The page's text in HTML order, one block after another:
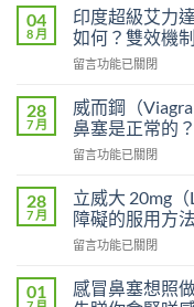
期
服
用
雙
犀
利
士
會
癮
嗎？
效
利
04
8 月
印度超級艾力
如何？雙效機
在
度
超
級
艾
達
雙
效
片
Super
留言功能已關閉
28
7 月
威而鋼（
鼻塞是正常的
在
而
鋼
（Viagra，
西
那
非）
留言功能已關閉
28
7 月
立威大 20mg
障礙的服用方
在
威
大
留言功能已關閉
01
感冒鼻塞想照